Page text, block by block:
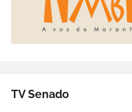
TV Senado